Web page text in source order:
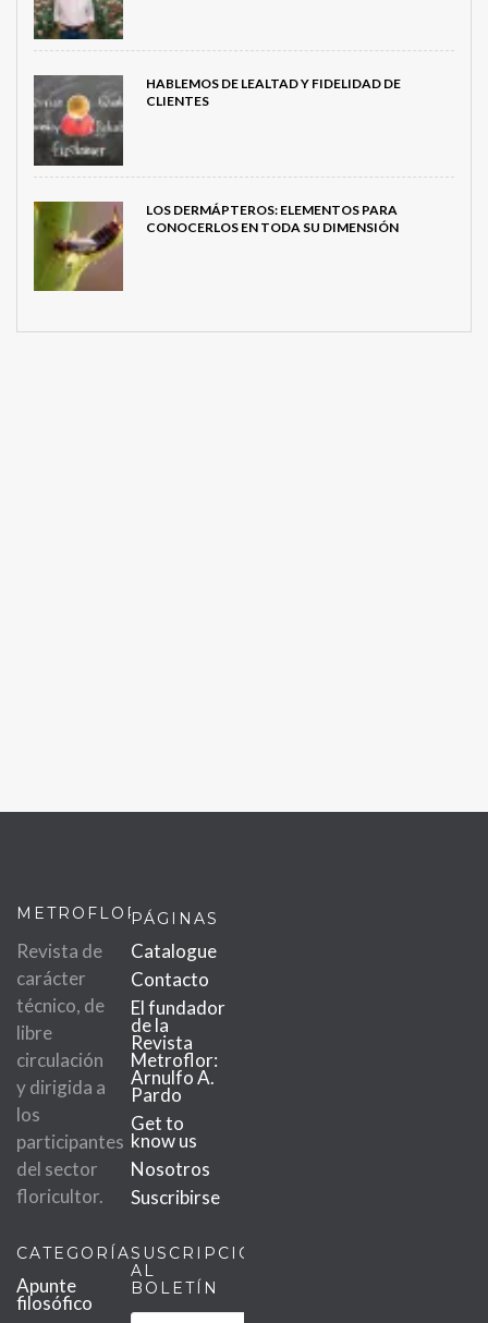
HABLEMOS DE LEALTAD Y FIDELIDAD DE
CLIENTES
LOS DERMÁPTEROS: ELEMENTOS PARA
CONOCERLOS EN TODA SU DIMENSIÓN
METROFLOR
Revista de
carácter
técnico, de
libre
circulación
y dirigida a
los
participantes
del sector
floricultor.
PÁGINAS
Catalogue
Contacto
El fundador
de la
Revista
Metroflor:
Arnulfo A.
Pardo
Get to
know us
Nosotros
Suscribirse
CATEGORÍAS
Apunte
filosófico
SUSCRIPCIÓN
AL
BOLETÍN